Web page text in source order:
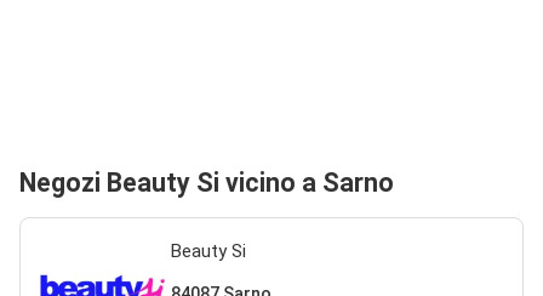
Negozi Beauty Si vicino a Sarno
Beauty Si